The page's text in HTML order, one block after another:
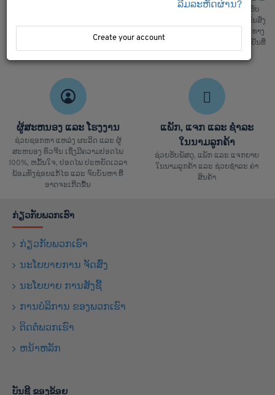
ແລ່ນຫນັງສື ຊິ້ບປີ້ງ ພ້ອມທັງມີລົດ ຮັບ
ເຄື່ອງຈາກຫນ້າໂຮງງານ ສະເພາະ ຂົນສົ່ງ
ທງຈີນ : ພວກເຮົາມີ ຂົນສົ່ງ ທາງລົດ, ທາງ
ເຮື່ອ, ທາງລົດໄຟ ແລະ ຂົນສົ່ງເຄື່ອງເຢັນທີ່
ສ່າງຄຸນມີ້ງ
ຜູ້ສະຫນອງ ແລະ ໂຮງງານ
ຊ່ວຍຊອກຫາ ແຫລ່ງ ຜະລິດ ແລະ ຜູ້
ສະຫນອງ ທົ່ວຈີນ ເຊິ່ງມີຄວາມປອດໄພ
100%, ຫມັ້ນໃຈ, ປອດໄພ ປະຫຍັດເວລາ
ພ້ອມທັງຊ່ອຍແກ້ໄຂ ແລະ ຈົບບັນຫາ ທີ່
ອາດຈະເກີດຂື້ນ
ແພັກ, ແຈກ ແລະ ຊຳລະ
ໃນນາມລູກຄ້າ
ຊ່ວຍຮັບພັສດຸ, ແພັກ ແລະ ແຈກຍາຍ
ໃນນາມລູກຄ້າ ແລະ ຊ່ວຍຊຳລະ ຄ່າ
ສິນຄ້າ
ກ່ຽວກັບພວກເຮົາ
ກ່ຽວກັບພວກເຮົາ
ນະໂຍບາຍການ ຈັດສົ່ງ
ນະໂຍບາຍ ການສັງຊື້
ການບໍລິການ ຂອງພວກເຮົາ
ຕິດຕໍ່ພວກເຮົາ
ຫນ້າຫລັກ
ບັນຊີ ຂອງຂ້ອຍ
ລືມລະຫັດຜ່ານ?
Create your account